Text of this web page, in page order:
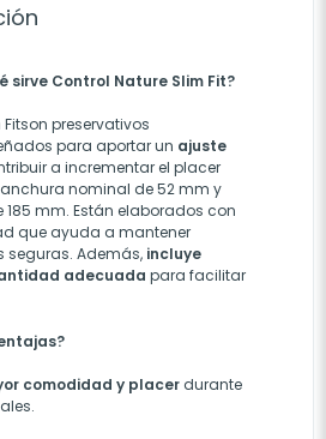
sirve Control Nature Slim Fit?
preservativos
para aportar un ajuste
a incrementar el placer
nominal de 52 mm y
mm. Están elaborados con
que ayuda a mantener
seguras. Además, incluye
adecuada para facilitar
comodidad y placer durante